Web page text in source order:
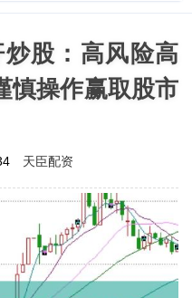
股：高风险高
慎操作赢取股市
天臣配资